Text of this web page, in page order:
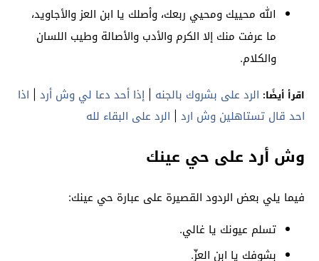
الله محييك ومحيي ربعك، وأصلك يا ابن العز والأجاويد،
ما عرفت منك إلا الكرم والأدب والأصالة وطيب اللسان
والكلام.
اقرأ أيضًا: الرد على بشروك بالجنه | إذا أحد دعا لي وش أرد | اذا
احد قال تستاهلين وش ارد | الرد على البقاء لله
وش أرد على حي عينك
فيما يلي بعض الردود القصيرة على عبارة حي عينك:
تسلم عيونك يا غالي.
بشوفك يا ابن العزّ.